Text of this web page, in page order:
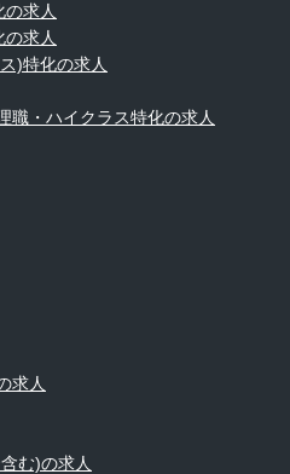
求人
求人
)特化の求人
職・ハイクラス特化の求人
求人
む)の求人